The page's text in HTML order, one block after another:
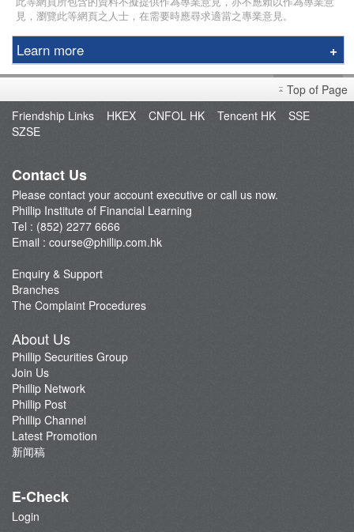
見，瀏覽此等網頁之人士，在需要時應尋求適當之專業意見。
Learn more
Education Center
Course & Seminar
Speaker
Top of Page
Friendship Links
HKEX CNFOL HK Tencent HK
SSE
SZSE
Contact Us
Please contact your account executive or call us now.
Phillip Institute of Financial Learning
Tel : (852) 2277 6666
Email : course@phillip.com.hk
Enquiry & Support
Branches
The Complaint Procedures
About Us
Phillip Securities Group
Join Us
Phillip Network
Phillip Post
Phillip Channel
Latest Promotion
新闻稿
E-Check
Login